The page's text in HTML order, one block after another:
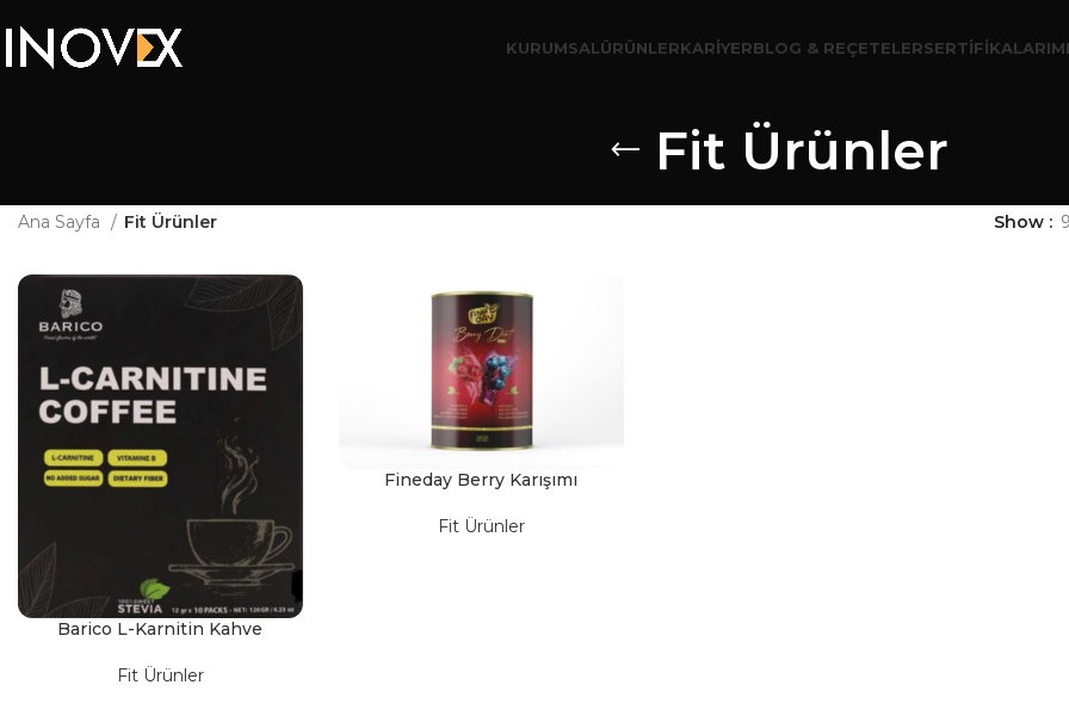
KURUMSALÜRÜNLERKARIYERBLOG & REÇETELER
Fit Ürünler
Ana Sayfa Fit Ürünler Show
Barico L-Karnitin Kahve
Fit Ürünler
Fineday Berry Karışımı
Fit Ürünler